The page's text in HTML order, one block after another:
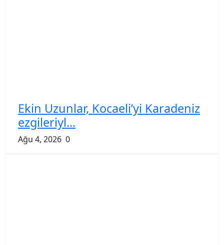
Ekin Uzunlar, Kocaeli’yi Karadeniz
ezgileriyl...
Ağu 4, 2026 0